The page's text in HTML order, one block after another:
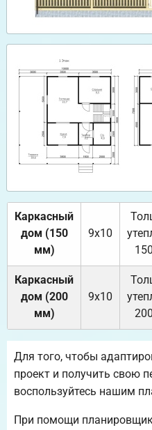
Каркасный
дом (150
мм)
9х10
Каркасный
дом (200
мм)
9х10
Для того, чтобы
проект и получить свою
воспользуйтесь нашим
При помощи